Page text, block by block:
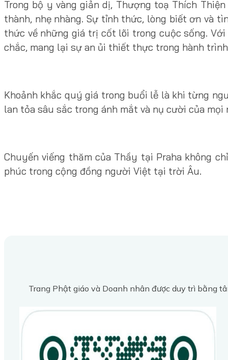
Trong bộ y vàng giản dị, Thượng toạ Thích
thành, nhẹ nhàng. Sự tỉnh thức, lòng biết ơn và
thức về những giá trị cốt lõi trong cuộc sống.
chắc, mang lại sự an ủi thiết thực trong hành
Khoảnh khắc quý giá trong buổi lễ là khi từng
lan tỏa sâu sắc trong ánh mắt và nụ cười của
Chuyến viếng thăm của Thầy tại Praha không
phúc trong cộng đồng người Việt tại trời Âu.
Trang Phật giáo và Doanh nhân được duy trì bằng